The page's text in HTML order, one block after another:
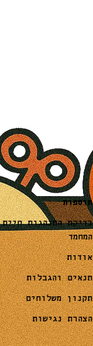
תוספות
בדיקת התנהגות חיית
המחמד
אודות
תנאים והגבלות
תקנון משלוחים
הצהרת נגישות